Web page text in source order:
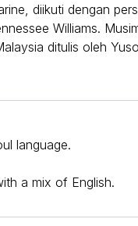
diikuti dengan
Williams.
ditulis oleh
language.
a mix of English.